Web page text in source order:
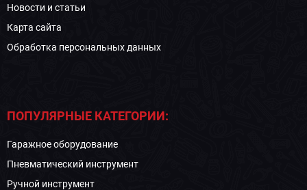
Новости и статьи
Карта сайта
Обработка персональных данных
ПОПУЛЯРНЫЕ КАТЕГОРИИ:
Гаражное оборудование
Пневматический инструмент
Ручной инструмент